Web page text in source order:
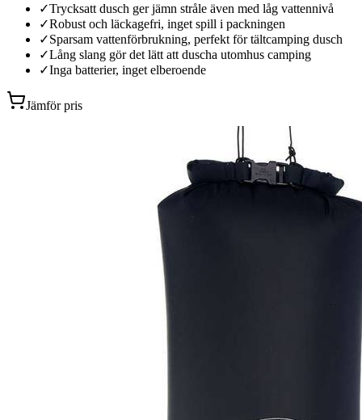
✓Trycksatt dusch ger jämn stråle även med låg vattennivå
✓Robust och läckagefri, inget spill i packningen
✓Sparsam vattenförbrukning, perfekt för tältcamping dusch
✓Lång slang gör det lätt att duscha utomhus camping
✓Inga batterier, inget elberoende
Jämför pris